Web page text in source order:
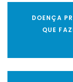
DOENÇA
QUE